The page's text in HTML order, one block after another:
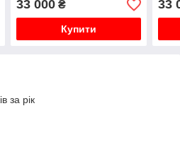
33 000₴
Купити
33
за рік